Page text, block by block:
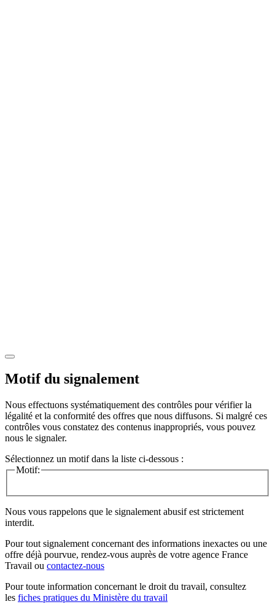
Motif du signalement
Nous effectuons systématiquement des contrôles pour vérifier la
légalité et la conformité des offres que nous diffusons. Si malgré ces
contrôles vous constatez des contenus inappropriés, vous pouvez
nous le signaler.
Sélectionnez un motif dans la liste ci-dessous :
Motif:
Nous vous rappelons que le signalement abusif est strictement
interdit.
Pour tout signalement concernant des informations inexactes ou une
offre déjà pourvue, rendez-vous auprès de votre agence France
Travail ou contactez-nous
Pour toute information concernant le droit du travail, consultez
les fiches pratiques du Ministère du travail